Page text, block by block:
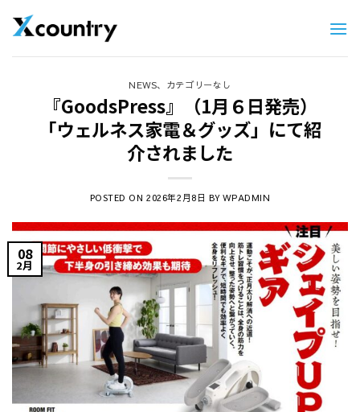
NEWS、 カテゴリーなし
『GoodsPress』（1月６日発売）
「ウェルネス家電＆グッズ」にて紹
介されました
POSTED ON2026年2月8日 BYWPADMIN
08
2月